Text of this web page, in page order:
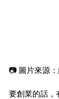
﻿📷 圖片來源
要創業的話，